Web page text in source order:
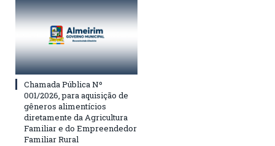
Chamada Pública Nº
001/2026, para aquisição de
gêneros alimentícios
diretamente da Agricultura
Familiar e do Empreendedor
Familiar Rural